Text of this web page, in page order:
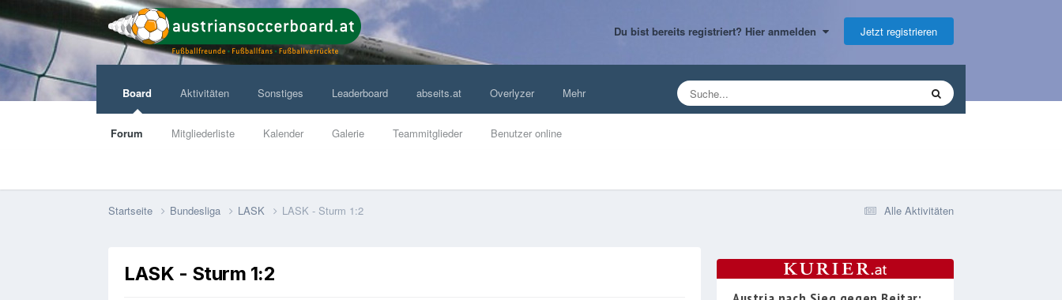
Du bist bereits registriert? Hier anmelden Jetzt registrieren
Board
Forum Mitgliederliste Kalender Galerie Teammitglieder Benutzer online
Aktivitäten Sonstiges Leaderboard abseits.at Overlyzer Mehr
Alle Aktivitäten
Startseite Bundesliga LASK LASK - Sturm 1:2
LASK - Sturm 1:2